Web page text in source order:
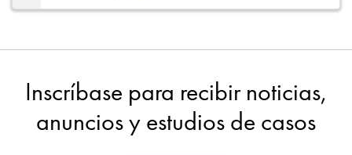
Inscríbase para recibir noticias,
anuncios y estudios de casos